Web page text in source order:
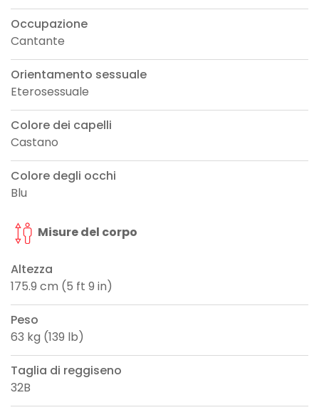
Occupazione
Cantante
Orientamento sessuale
Eterosessuale
Colore dei capelli
Castano
Colore degli occhi
Blu
Misure del corpo
Altezza
175.9 cm (5 ft 9 in)
Peso
63 kg (139 lb)
Taglia di reggiseno
32B